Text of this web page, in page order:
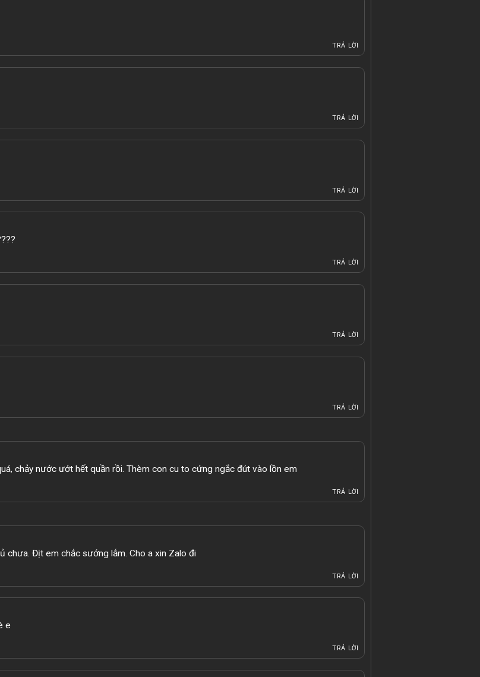
TRẢ LỜI
TRẢ LỜI
TRẢ LỜI
TRẢ LỜI
TRẢ LỜI
TRẢ LỜI
chảy nước ướt hết quần rồi. Thèm con cu to cứng ngắc đút vào lồn em
TRẢ LỜI
chưa. Địt em chắc sướng lắm. Cho a xin Zalo đi
TRẢ LỜI
e
TRẢ LỜI